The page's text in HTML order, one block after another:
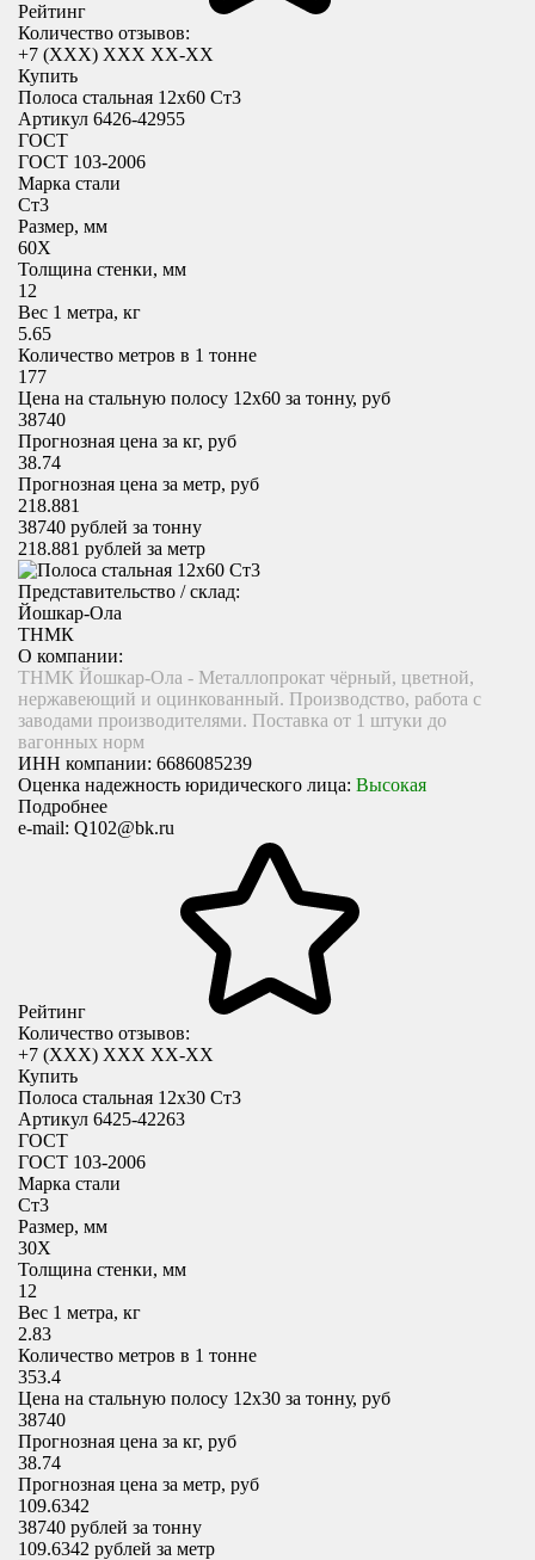
Рейтинг
Количество отзывов:
+7 (XXX) ХХХ ХХ-ХХ
Купить
Полоса стальная 12х60 Ст3
Артикул 6426-42955
ГОСТ
ГОСТ 103-2006
Марка стали
Ст3
Размер, мм
60X
Толщина стенки, мм
12
Вес 1 метра, кг
5.65
Количество метров в 1 тонне
177
Цена на стальную полосу 12х60 за тонну, руб
38740
Прогнозная цена за кг, руб
38.74
Прогнозная цена за метр, руб
218.881
38740 рублей за тонну
218.881 рублей за метр
Представительство / склад:
Йошкар-Ола
ТНМК
О компании:
ТНМК Йошкар-Ола - Металлопрокат чёрный, цветной,
нержавеющий и оцинкованный. Производство, работа с
заводами производителями. Поставка от 1 штуки до
вагонных норм
ИНН компании: 6686085239
Оценка надежность юридического лица: Высокая
Подробнее
e-mail: Q102@bk.ru
Рейтинг
Количество отзывов:
+7 (XXX) ХХХ ХХ-ХХ
Купить
Полоса стальная 12х30 Ст3
Артикул 6425-42263
ГОСТ
ГОСТ 103-2006
Марка стали
Ст3
Размер, мм
30X
Толщина стенки, мм
12
Вес 1 метра, кг
2.83
Количество метров в 1 тонне
353.4
Цена на стальную полосу 12х30 за тонну, руб
38740
Прогнозная цена за кг, руб
38.74
Прогнозная цена за метр, руб
109.6342
38740 рублей за тонну
109.6342 рублей за метр